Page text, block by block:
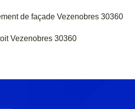
de façade Vezenobres 30360
Vezenobres 30360